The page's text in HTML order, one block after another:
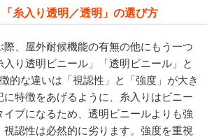
糸入り透明／透明」の選び方
際、屋外耐候機能の有無の他にもう一つ
り透明ビニール」「透明ビニール」と
的な違いは「視認性」と「強度」が大き
に特徴をあげるように、糸入りはビニー
イプになるため、透明ビニールよりも強
視認性は必然的に劣ります。強度を重視